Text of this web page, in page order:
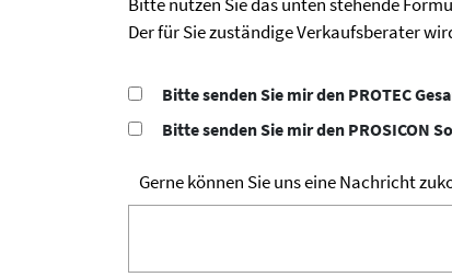
Der für Sie zuständige Verkaufsberater
Bitte senden Sie mir den PROTEC
Bitte senden Sie mir den PROSICON
Gerne können Sie uns eine Nachricht